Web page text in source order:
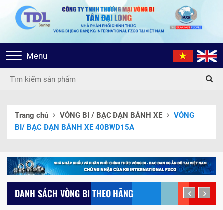
Toggle
navigation
Menu
Trang chủ VÒNG BI / BẠC ĐẠN BÁNH XE
VÒNG
BI/ BẠC ĐẠN BÁNH XE 40BWD15A
DANH SÁCH VÒNG BI THEO HÃNG prev next